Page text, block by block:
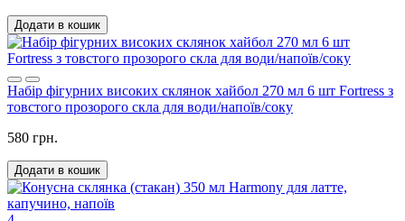
Додати в кошик
Набір фігурних високих склянок хайбол 270 мл 6 шт Fortress з
товстого прозорого скла для води/напоїв/соку
580 грн.
Додати в кошик